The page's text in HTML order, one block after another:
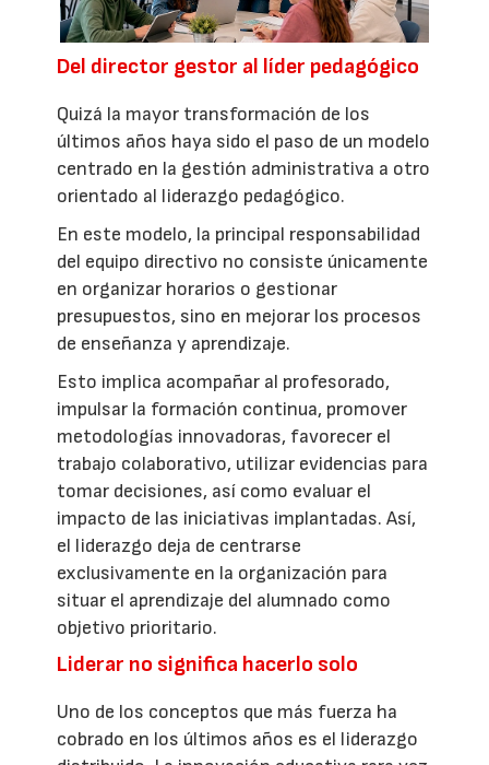
Del director gestor al líder pedagógico
Quizá la mayor transformación de los
últimos años haya sido el paso de un modelo
centrado en la gestión administrativa a otro
orientado al liderazgo pedagógico.
En este modelo, la principal responsabilidad
del equipo directivo no consiste únicamente
en organizar horarios o gestionar
presupuestos, sino en mejorar los procesos
de enseñanza y aprendizaje.
Esto implica acompañar al profesorado,
impulsar la formación continua, promover
metodologías innovadoras, favorecer el
trabajo colaborativo, utilizar evidencias para
tomar decisiones, así como evaluar el
impacto de las iniciativas implantadas. Así,
el liderazgo deja de centrarse
exclusivamente en la organización para
situar el aprendizaje del alumnado como
objetivo prioritario.
Liderar no significa hacerlo solo
Uno de los conceptos que más fuerza ha
cobrado en los últimos años es el liderazgo